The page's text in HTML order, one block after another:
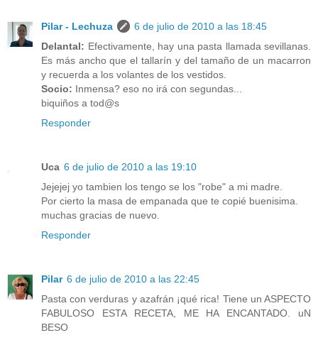
Pilar - Lechuza
6 de julio de 2010 a las 18:45
Delantal: Efectivamente, hay una pasta llamada sevillanas.
Es más ancho que el tallarín y del tamaño de un macarron
y recuerda a los volantes de los vestidos.
Socio: Inmensa? eso no irá con segundas...
biquiños a tod@s
Responder
Uca 6 de julio de 2010 a las 19:10
Jejejej yo tambien los tengo se los "robe" a mi madre.
Por cierto la masa de empanada que te copié buenisima.
muchas gracias de nuevo.
Responder
Pilar 6 de julio de 2010 a las 22:45
Pasta con verduras y azafrán ¡qué rica! Tiene un ASPECTO
FABULOSO ESTA RECETA, ME HA ENCANTADO. uN
BESO